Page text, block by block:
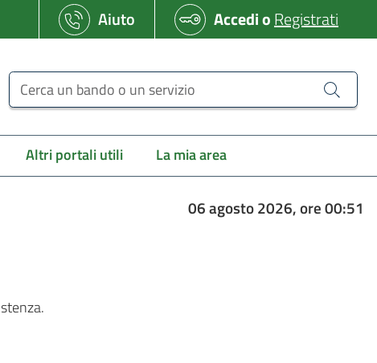
Aiuto AccedioRegistrati
Cerca un bando o un servizio
Altri portali utili La mia area
06 agosto 2026, ore 00:51